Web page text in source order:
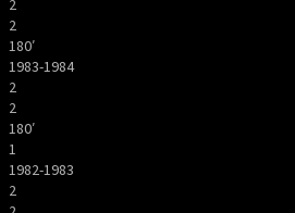
2
180′
1983-1984
2
2
180′
1
1982-1983
2